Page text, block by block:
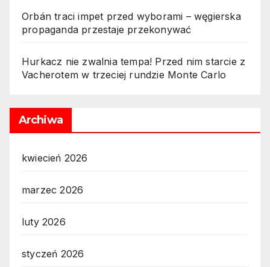
Orbán traci impet przed wyborami – węgierska
propaganda przestaje przekonywać
Hurkacz nie zwalnia tempa! Przed nim starcie z
Vacherotem w trzeciej rundzie Monte Carlo
Archiwa
kwiecień 2026
marzec 2026
luty 2026
styczeń 2026